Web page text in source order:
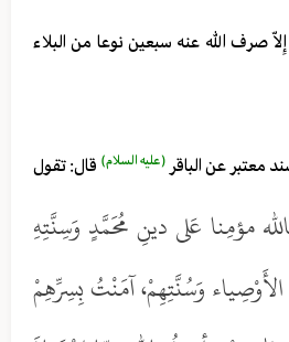
إِلاّ صرف الله عنه سبعين نوعا من البلاء
معتبر عن الباقر (عليه السلام) قال: تقول
مؤمِنا عَلى دينِ مُحَمَّدٍ وَسِنَّتِهِ
وَسُنَّتِهِمْ، آمَنْتُ بِسِرِّهِمْ